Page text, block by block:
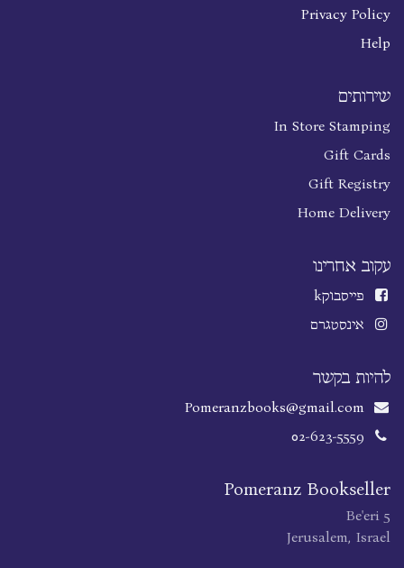
Privacy Policy
Help
שירותים
In Store Stamping
Gift Cards
Gift Registry
Home Delivery
עקוב אחרינו
פייסבוקk
אינסטגרם
להיות בקשר
Pomeranzbooks@gmail.com
02-623-5559
Pomeranz Bookseller
Be'eri 5
Jerusalem, Israel